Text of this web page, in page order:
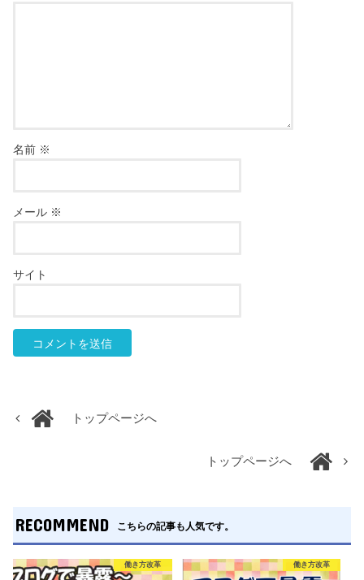
名前 ※
メール ※
サイト
トップページへ
トップページへ
RECOMMEND こちらの記事も人気です。
働き方改革 働き方改革